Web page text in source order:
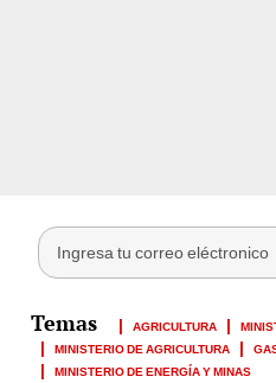
AGRICULTURA
MINISTERIO DE AGRICULTURA
MINISTERIO DE ENERGÍA Y MINAS